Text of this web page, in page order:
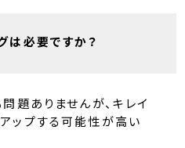
は必要ですか？
題ありませんが、キレイ
ップする可能性が高い